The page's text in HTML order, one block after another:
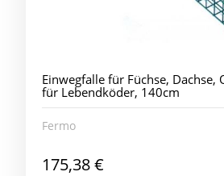
Einwegfalle für Füchse, Dachse,
für Lebendköder, 140cm
Fermo
175,38 €